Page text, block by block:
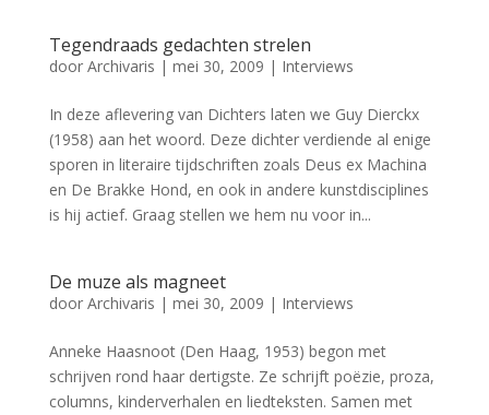
Tegendraads gedachten strelen
door Archivaris | mei 30, 2009 | Interviews
In deze aflevering van Dichters laten we Guy Dierckx
(1958) aan het woord. Deze dichter verdiende al enige
sporen in literaire tijdschriften zoals Deus ex Machina
en De Brakke Hond, en ook in andere kunstdisciplines
is hij actief. Graag stellen we hem nu voor in...
De muze als magneet
door Archivaris | mei 30, 2009 | Interviews
Anneke Haasnoot (Den Haag, 1953) begon met
schrijven rond haar dertigste. Ze schrijft poëzie, proza,
columns, kinderverhalen en liedteksten. Samen met